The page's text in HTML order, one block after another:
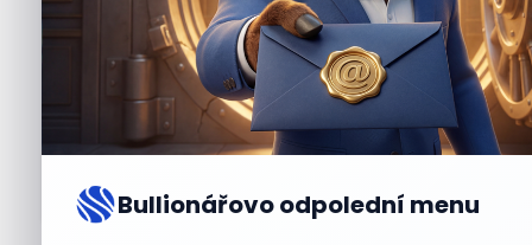
Bullionářovo odpolední menu